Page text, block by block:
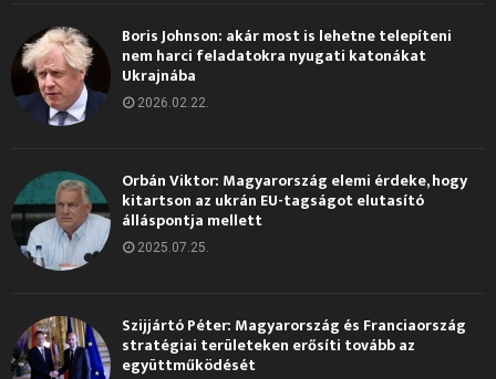
Boris Johnson: akár most is lehetne telepíteni
nem harci feladatokra nyugati katonákat
Ukrajnába
2026.02.22.
Orbán Viktor: Magyarország elemi érdeke, hogy
kitartson az ukrán EU-tagságot elutasító
álláspontja mellett
2025.07.25.
Szijjártó Péter: Magyarország és Franciaország
stratégiai területeken erősíti tovább az
együttműködését